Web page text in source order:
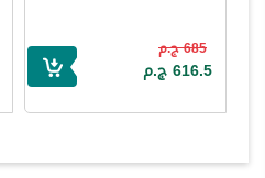
685 ج.م
616.5 ج.م